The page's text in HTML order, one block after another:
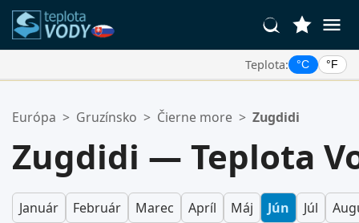
Teplota: °C °F
Váš zoznam obľúbených je prázdny.
Európa > Gruzínsko > Čierne more > Zugdidi
Zugdidi — Teplota
Január Február Marec Apríl Máj Jún Júl